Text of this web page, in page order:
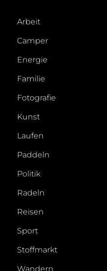
Arbeit
Camper
Energie
Familie
Fotografie
Kunst
Laufen
Paddeln
Politik
Radeln
Reisen
Sport
Stoffmarkt
Wandern